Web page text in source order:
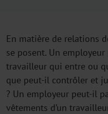
En matière de relations
se posent. Un
travailleur qui entre ou
que peut-il contrôler et
? Un employeur peut-il
vêtements d’un